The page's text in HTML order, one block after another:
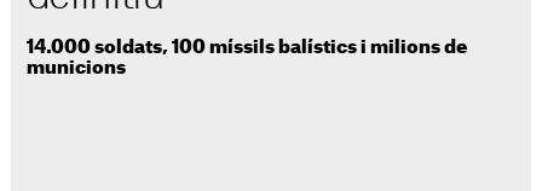
14.000 soldats, 100 míssils balístics i milions de
municions